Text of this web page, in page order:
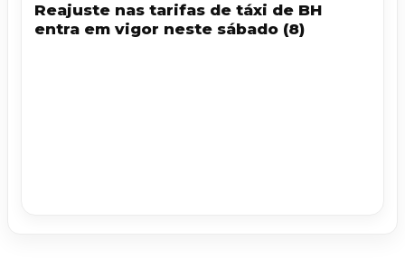
Reajuste nas tarifas de táxi de BH
entra em vigor neste sábado (8)